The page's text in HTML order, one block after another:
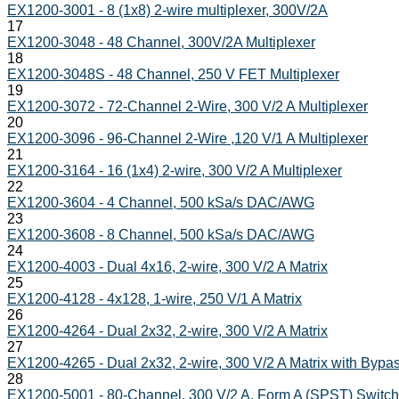
EX1200-3001 - 8 (1x8) 2-wire multiplexer, 300V/2A
17
EX1200-3048 - 48 Channel, 300V/2A Multiplexer
18
EX1200-3048S - 48 Channel, 250 V FET Multiplexer
19
EX1200-3072 - 72-Channel 2-Wire, 300 V/2 A Multiplexer
20
EX1200-3096 - 96-Channel 2-Wire ,120 V/1 A Multiplexer
21
EX1200-3164 - 16 (1x4) 2-wire, 300 V/2 A Multiplexer
22
EX1200-3604 - 4 Channel, 500 kSa/s DAC/AWG
23
EX1200-3608 - 8 Channel, 500 kSa/s DAC/AWG
24
EX1200-4003 - Dual 4x16, 2-wire, 300 V/2 A Matrix
25
EX1200-4128 - 4x128, 1-wire, 250 V/1 A Matrix
26
EX1200-4264 - Dual 2x32, 2-wire, 300 V/2 A Matrix
27
EX1200-4265 - Dual 2x32, 2-wire, 300 V/2 A Matrix with
28
EX1200-5001 - 80-Channel, 300 V/2 A, Form A (SPST) Switch